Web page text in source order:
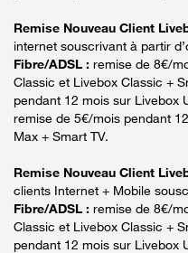
Remise Nouveau Client
internet souscrivant à partir
Fibre/ADSL : remise de 8€/
Classic et Livebox Classic +
pendant 12 mois sur Livebox
remise de 5€/mois pendant
Max + Smart TV.
Remise Nouveau Client
clients Internet + Mobile
Fibre/ADSL : remise de 8€/
Classic et Livebox Classic +
pendant 12 mois sur Livebox